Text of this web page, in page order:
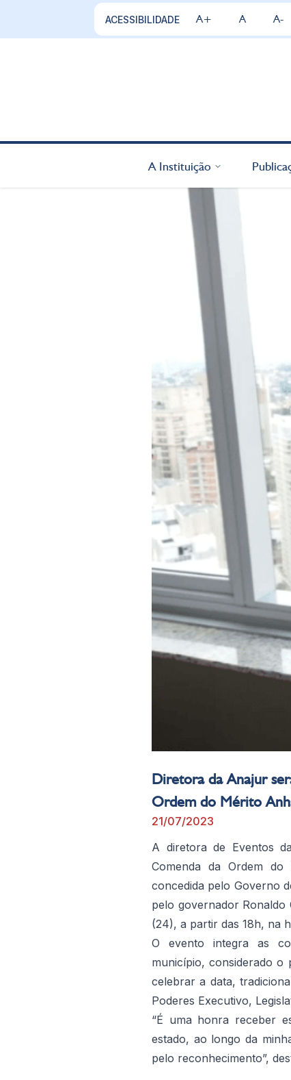
ACESSIBILIDADE A+ A A-
A Instituição
Diretora da Anajur
Ordem do Mérito
21/07/2023
A diretora de Eventos
Comenda da Ordem
concedida pelo Governo
pelo governador
(24), a partir das 18h, na
O evento integra as
município, considerado o
celebrar a data,
Poderes Executivo,
“É uma honra receber
estado, ao longo da
pelo reconhecimento”,